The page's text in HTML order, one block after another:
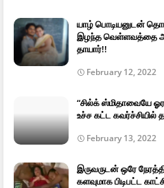
யாழ் பொடியனுடன்
இழந்த வெள்ளவத்தை
தாயார்!!
February 12, 2022
“சில்க் ஸ்மிதாவையே
உச்ச கட்ட கவர்ச்சியில்
February 13, 2022
இருவருடன் ஒரே
களவுமாக பிடிபட்ட